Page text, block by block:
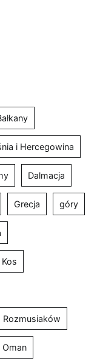
i Hercegowina
Dalmacja
Grecja góry
Kos
Rozmusiaków
Oman